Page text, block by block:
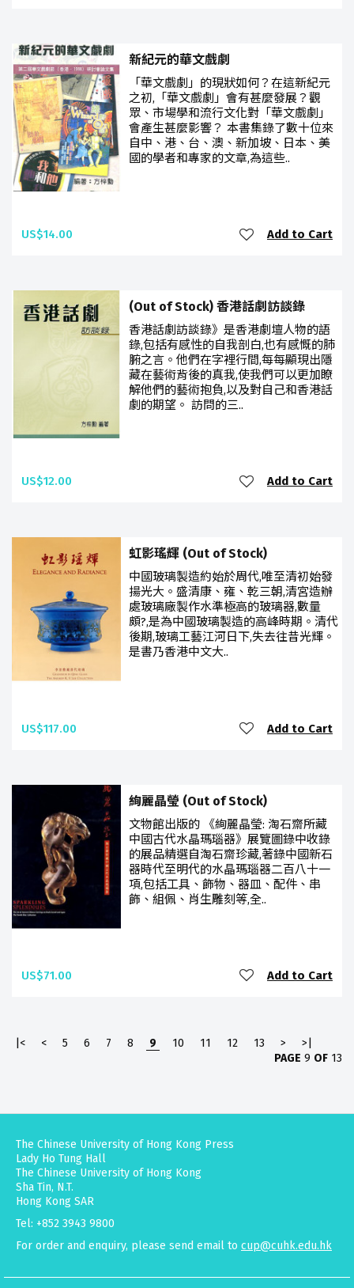
新紀元的華文戲劇
「華文戲劇」的現狀如何？在這新紀元
之初,「華文戲劇」會有甚麼發展？觀
眾、市場學和流行文化對「華文戲劇」
會產生甚麼影響？ 本書集錄了數十位來
自中、港、台、澳、新加坡、日本、美
國的學者和專家的文章,為這些..
US$14.00 Add to Cart
(Out of Stock) 香港話劇訪談錄
香港話劇訪談錄》是香港劇壇人物的語
錄,包括有感性的自我剖白,也有感慨的肺
腑之言。他們在字裡行間,每每顯現出隱
藏在藝術背後的真我,使我們可以更加瞭
解他們的藝術抱負,以及對自己和香港話
劇的期望。 訪問的三..
US$12.00 Add to Cart
虹影瑤輝 (Out of Stock)
中國玻璃製造約始於周代,唯至清初始發
揚光大。盛清康、雍、乾三朝,清宮造辦
處玻璃廠製作水準極高的玻璃器,數量
頗?,是為中國玻璃製造的高峰時期。清代
後期,玻璃工藝江河日下,失去往昔光輝。
是書乃香港中文大..
US$117.00 Add to Cart
絢麗晶瑩 (Out of Stock)
文物館出版的 《絢麗晶瑩: 淘石齋所藏
中國古代水晶瑪瑙器》展覽圖錄中收錄
的展品精選自淘石齋珍藏,著錄中國新石
器時代至明代的水晶瑪瑙器二百八十一
項,包括工具、飾物、器皿、配件、串
飾、組佩、肖生雕刻等,全..
US$71.00 Add to Cart
|< < 5 6 7 8 9 10 11 12 13 >
>|
PAGE 9 OF 13
The Chinese University of Hong Kong Press
Lady Ho Tung Hall
The Chinese University of Hong Kong
Sha Tin, N.T.
Hong Kong SAR
Tel: +852 3943 9800
For order and enquiry, please send email to cup@cuhk.edu.hk